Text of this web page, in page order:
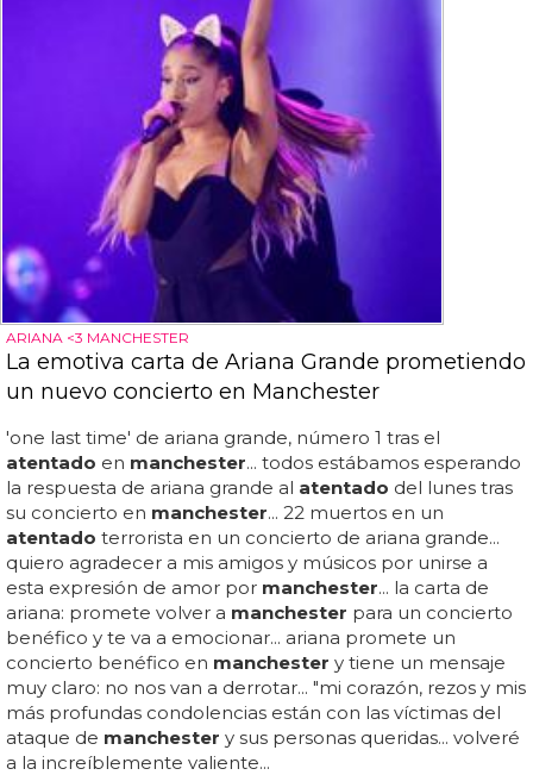
ARIANA <3 MANCHESTER
La emotiva carta de Ariana Grande prometiendo
un nuevo concierto en Manchester
'one last time' de ariana grande, número 1 tras el
atentado en manchester... todos estábamos esperando
la respuesta de ariana grande al atentado del lunes tras
su concierto en manchester... 22 muertos en un
atentado terrorista en un concierto de ariana grande...
quiero agradecer a mis amigos y músicos por unirse a
esta expresión de amor por manchester... la carta de
ariana: promete volver a manchester para un concierto
benéfico y te va a emocionar... ariana promete un
concierto benéfico en manchester y tiene un mensaje
muy claro: no nos van a derrotar... "mi corazón, rezos y mis
más profundas condolencias están con las víctimas del
ataque de manchester y sus personas queridas... volveré
a la increíblemente valiente...